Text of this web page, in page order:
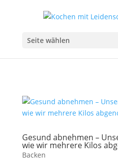
Seite wählen
Gesund abnehmen –
wie wir mehrere Kilos
Backen